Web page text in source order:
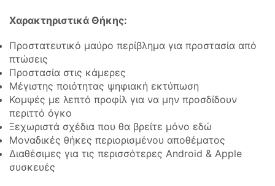
Χαρακτηριστικά Θήκης:
Προστατευτικό μαύρο περίβλημα για προστασία από
πτώσεις
Προστασία στις κάμερες
Μέγιστης ποιότητας ψηφιακή εκτύπωση
Κομψές με λεπτό προφίλ για να μην προσδίδουν
περιττό όγκο
Ξεχωριστά σχέδια που θα βρείτε μόνο εδώ
Μοναδικές θήκες περιορισμένου αποθέματος
Διαθέσιμες για τις περισσότερες Android & Apple
συσκευές